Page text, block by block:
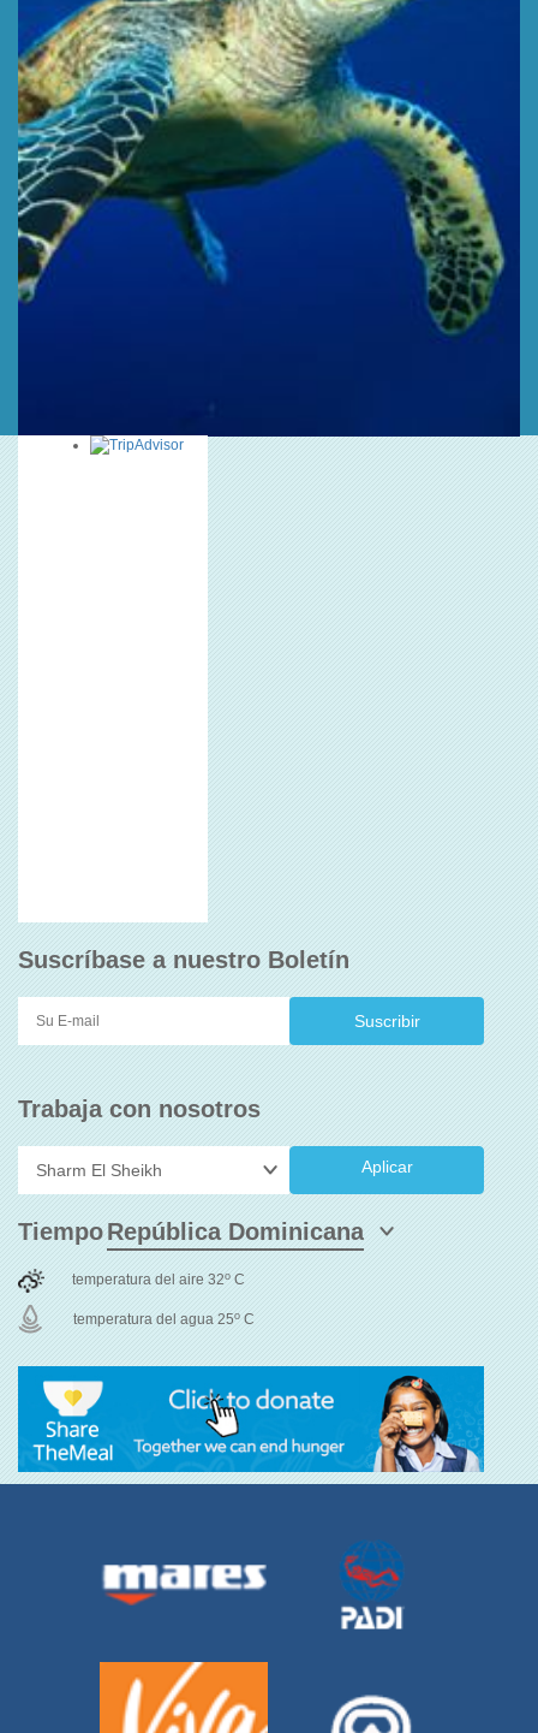
Profundidad 16 m,
LEER MÁS
Suscríbase a nuestro Boletín
Trabaja con nosotros
Aplicar
Tiempo
temperatura del aire 32o C
temperatura del agua 25o C